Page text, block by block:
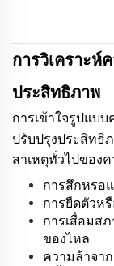
การวิเคราะห์
ประสิทธิภาพ
การเข้าใจรูปแบบ
ปรับปรุงประสิทธิ
สาเหตุทั่วไปของ
การสึกหรอ
การยืดตัวห
การเสื่อมส
ของไหล
ความล้าจา